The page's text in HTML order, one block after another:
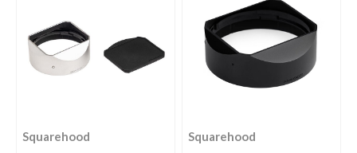
Squarehood Squarehood